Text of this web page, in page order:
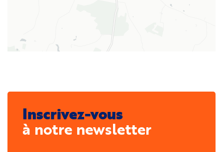
Inscrivez-vous
à notre newsletter